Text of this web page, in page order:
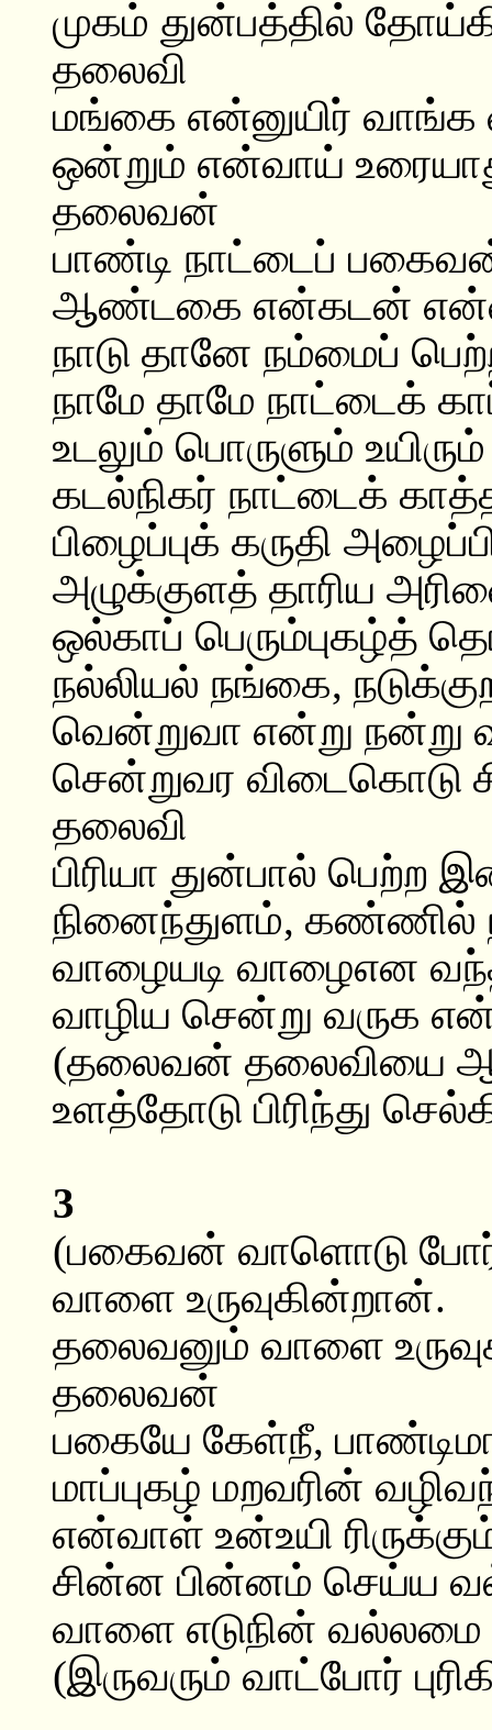
முகம் துன்பத்தில்
தலைவி
மங்கை என்னுயிர் வாங்க
ஒன்றும் என்வாய்
தலைவன்
பாண்டி நாட்டைப்
ஆண்டகை என்கடன்
நாடு தானே நம்மைப்
நாமே தாமே நாட்டைக்
உடலும் பொருளும்
கடல்நிகர் நாட்டைக்
பிழைப்புக் கருதி
அழுக்குளத் தாரிய
ஒல்காப் பெரும்புகழ்த்
நல்லியல் நங்கை,
வென்றுவா என்று நன்று
சென்றுவர விடைகொடு
தலைவி
பிரியா துன்பால் பெற்ற
நினைந்துளம், கண்ணில்
வாழையடி வாழைஎன
வாழிய சென்று வருக
(தலைவன் தலைவியை
உளத்தோடு பிரிந்து
3
(பகைவன் வாளொடு
வாளை உருவுகின்றான்.
தலைவனும் வாளை
தலைவன்
பகையே கேள்நீ,
மாப்புகழ் மறவரின்
என்வாள் உன்உயி
சின்ன பின்னம் செய்ய
வாளை எடுநின் வல்லமை
(இருவரும் வாட்போர்